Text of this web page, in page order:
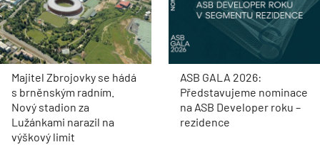
Majitel Zbrojovky se hádá
s brněnským radním.
Nový stadion za
Lužánkami narazil na
výškový limit
ASB GALA 2026:
Představujeme nominace
na ASB Developer roku –
rezidence